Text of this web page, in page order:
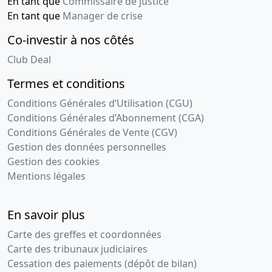
En tant que Manager de crise
Co-investir à nos côtés
Club Deal
Termes et conditions
Conditions Générales d’Utilisation (CGU)
Conditions Générales d’Abonnement (CGA)
Conditions Générales de Vente (CGV)
Gestion des données personnelles
Gestion des cookies
Mentions légales
En savoir plus
Carte des greffes et coordonnées
Carte des tribunaux judiciaires
Cessation des paiements (dépôt de bilan)